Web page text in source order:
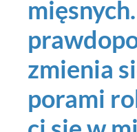
zmienia
porami